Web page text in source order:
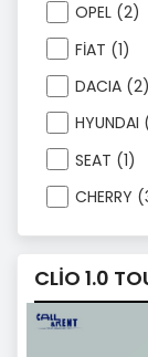
OPEL (2)
FİAT (1)
DACIA (2)
HYUNDAI
SEAT (1)
CHERRY
CLİO 1.0